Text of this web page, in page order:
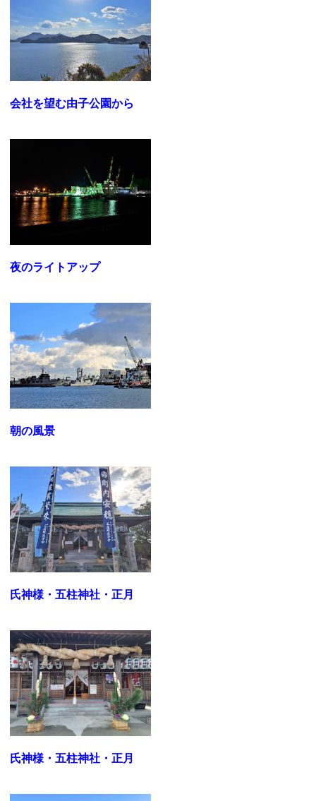
会社を望む由子公園から
夜のライトアップ
朝の風景
氏神様・五柱神社・正月
氏神様・五柱神社・正月